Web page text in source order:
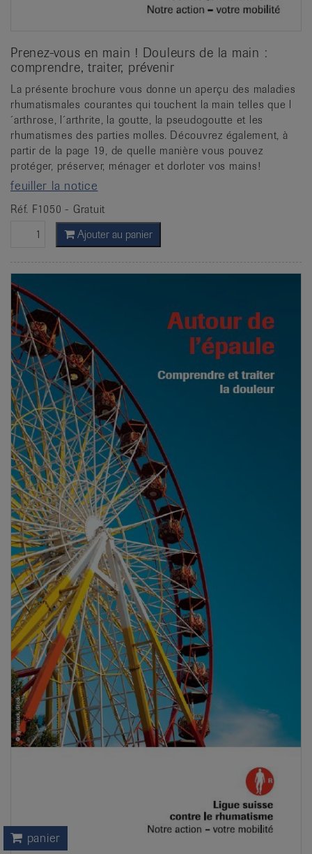
Prenez-vous en main ! Douleurs de la main :
comprendre, traiter, prévenir
La présente brochure vous donne un aperçu des maladies
rhumatismales courantes qui touchent la main telles que l
´arthrose, l´arthrite, la goutte, la pseudogoutte et les
rhumatismes des parties molles. Découvrez également, à
partir de la page 19, de quelle manière vous pouvez
protéger, préserver, ménager et dorloter vos mains!
feuiller la notice
Réf. F1050 - Gratuit
Ajouter au panier
panier